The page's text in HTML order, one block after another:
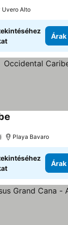
Uvero Alto
Árak
Playa Bavaro
Árak